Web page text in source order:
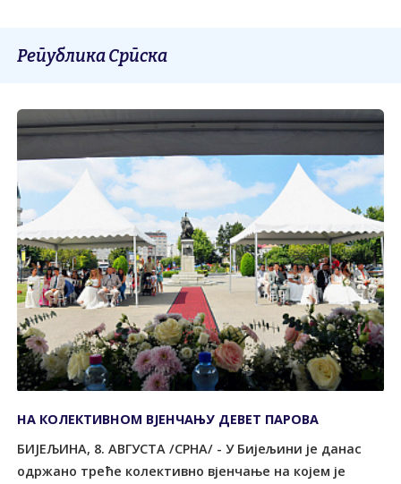
Република Српска
НА КОЛЕКТИВНОМ ВЈЕНЧАЊУ ДЕВЕТ ПАРОВА
БИЈЕЉИНА, 8. АВГУСТА /СРНА/ - У Бијељини је данас
одржано треће колективно вјенчање на којем је